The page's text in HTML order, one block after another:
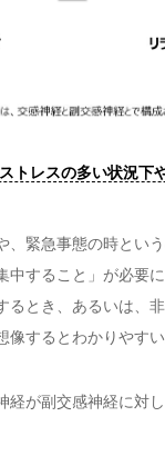
トレスの多い状況下
、緊急事態の時とい
中すること」が必要
るとき、あるいは、
像するとわかりやすい
経が副交感神経に対